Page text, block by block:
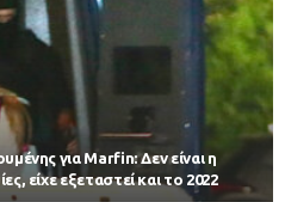
για Marfin: Δεν είναι η
είχε εξεταστεί και το 2022